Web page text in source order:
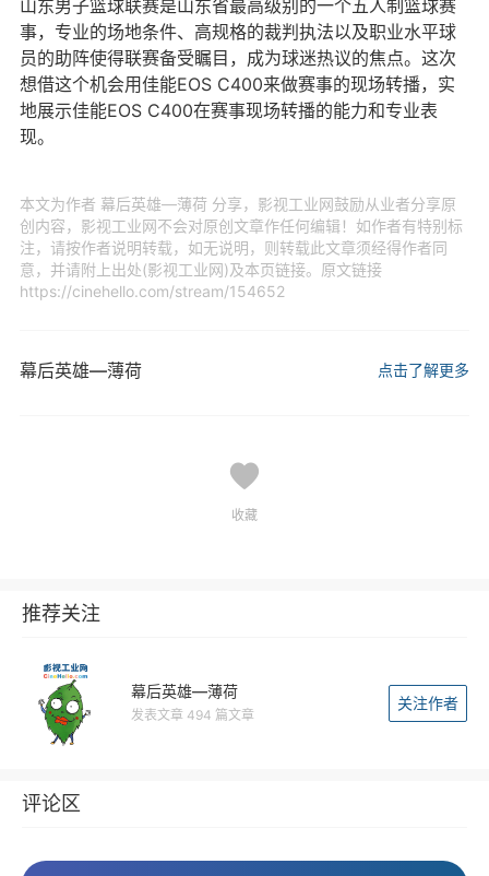
山东男子篮球联赛是山东省最高级别的一个五人制篮球赛
事，专业的场地条件、高规格的裁判执法以及职业水平球
员的助阵使得联赛备受瞩目，成为球迷热议的焦点‌。这次
想借这个机会用佳能EOS C400来做赛事的现场转播，实
地展示佳能EOS C400在赛事现场转播的能力和专业表
现。
本文为作者 幕后英雄—薄荷 分享，影视工业网鼓励从业者分享原
创内容，影视工业网不会对原创文章作任何编辑！如作者有特别标
注，请按作者说明转载，如无说明，则转载此文章须经得作者同
意，并请附上出处(影视工业网)及本页链接。原文链接
https://cinehello.com/stream/154652
幕后英雄—薄荷 点击了解更多
收藏
推荐关注
幕后英雄—薄荷
发表文章 494 篇文章
关注作者
评论区